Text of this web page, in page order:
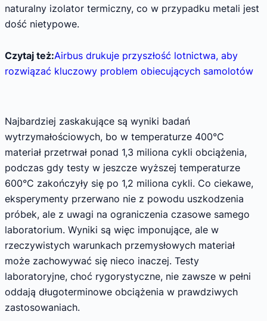
naturalny izolator termiczny, co w przypadku metali jest
dość nietypowe.
Czytaj też:Airbus drukuje przyszłość lotnictwa, aby
rozwiązać kluczowy problem obiecujących samolotów
Najbardziej zaskakujące są wyniki badań
wytrzymałościowych, bo w temperaturze 400°C
materiał przetrwał ponad 1,3 miliona cykli obciążenia,
podczas gdy testy w jeszcze wyższej temperaturze
600°C zakończyły się po 1,2 miliona cykli. Co ciekawe,
eksperymenty przerwano nie z powodu uszkodzenia
próbek, ale z uwagi na ograniczenia czasowe samego
laboratorium. Wyniki są więc imponujące, ale w
rzeczywistych warunkach przemysłowych materiał
może zachowywać się nieco inaczej. Testy
laboratoryjne, choć rygorystyczne, nie zawsze w pełni
oddają długoterminowe obciążenia w prawdziwych
zastosowaniach.